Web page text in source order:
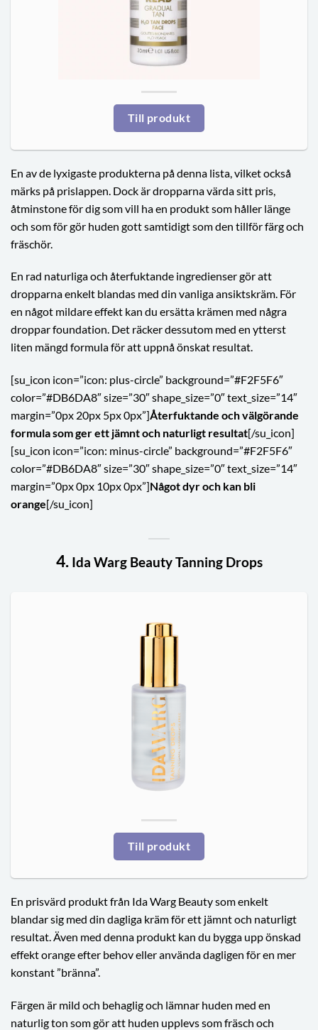
En av de lyxigaste produkterna på denna lista, vilket också
märks på prislappen. Dock är dropparna värda sitt pris,
åtminstone för dig som vill ha en produkt som håller länge
och som för gör huden gott samtidigt som den tillför färg och
fräschör.
En rad naturliga och återfuktande ingredienser gör att
dropparna enkelt blandas med din vanliga ansiktskräm. För
en något mildare effekt kan du ersätta krämen med några
droppar foundation. Det räcker dessutom med en ytterst
liten mängd formula för att uppnå önskat resultat.
[su_icon icon=”icon: plus-circle” background=”#F2F5F6″
color=”#DB6DA8″ size=”30″ shape_size=”0″ text_size=”14″
margin=”0px 20px 5px 0px”]Återfuktande och välgörande
formula som ger ett jämnt och naturligt resultat[/su_icon]
[su_icon icon=”icon: minus-circle” background=”#F2F5F6″
color=”#DB6DA8″ size=”30″ shape_size=”0″ text_size=”14″
margin=”0px 0px 10px 0px”]Något dyr och kan bli
orange[/su_icon]
Till produkt
4. Ida Warg Beauty Tanning Drops
En prisvärd produkt från Ida Warg Beauty som enkelt
blandar sig med din dagliga kräm för ett jämnt och naturligt
resultat. Även med denna produkt kan du bygga upp önskad
effekt orange efter behov eller använda dagligen för en mer
konstant ”bränna”.
Färgen är mild och behaglig och lämnar huden med en
naturlig ton som gör att huden upplevs som fräsch och
Till produkt